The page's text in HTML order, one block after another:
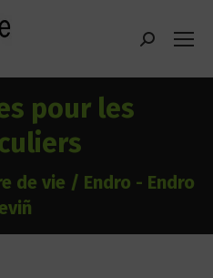
Recherche
pour les
de vie / Endro - Endro